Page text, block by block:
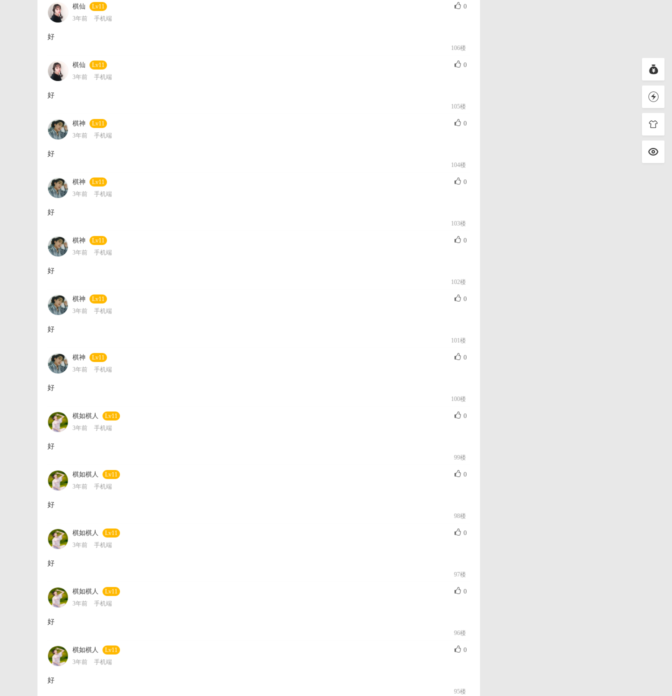
0
棋仙
Lv11
3年前
手机端
好
106楼
0
棋仙
Lv11
3年前
手机端
好
105楼
0
棋神
Lv11
3年前
手机端
好
104楼
0
棋神
Lv11
3年前
手机端
好
103楼
0
棋神
Lv11
3年前
手机端
好
102楼
0
棋神
Lv11
3年前
手机端
好
101楼
0
棋神
Lv11
3年前
手机端
好
100楼
0
棋如棋人
Lv11
3年前
手机端
好
99楼
0
棋如棋人
Lv11
3年前
手机端
好
98楼
0
棋如棋人
Lv11
3年前
手机端
好
97楼
0
棋如棋人
Lv11
3年前
手机端
好
96楼
0
棋如棋人
Lv11
3年前
手机端
好
95楼